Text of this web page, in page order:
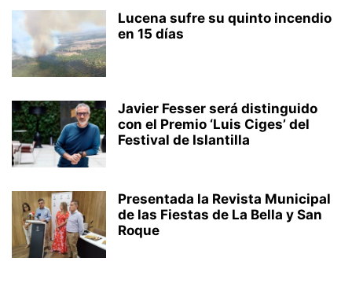
Lucena sufre su quinto incendio
en 15 días
Javier Fesser será distinguido
con el Premio ‘Luis Ciges’ del
Festival de Islantilla
Presentada la Revista Municipal
de las Fiestas de La Bella y San
Roque